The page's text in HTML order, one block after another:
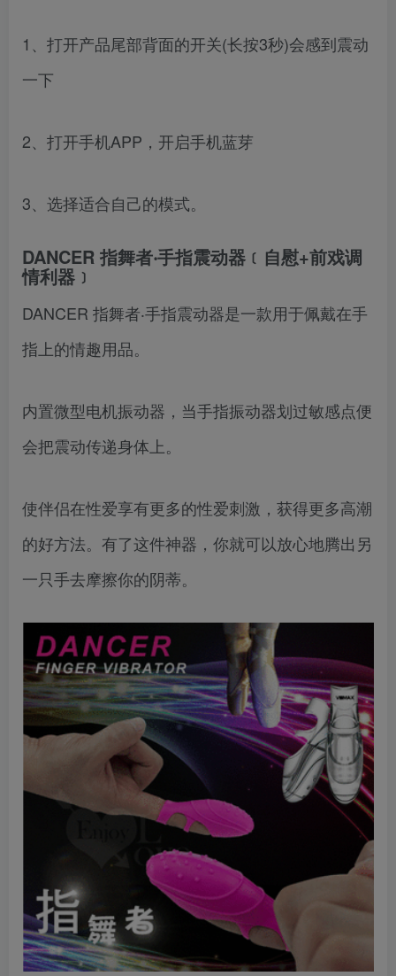
1、打开产品尾部背面的开关(长按3秒)会感到震动
一下
2、打开手机APP，开启手机蓝芽
3、选择适合自己的模式。
DANCER 指舞者‧手指震动器﹝自慰+前戏调
情利器﹞
DANCER 指舞者‧手指震动器是一款用于佩戴在手
指上的情趣用品。
内置微型电机振动器，当手指振动器划过敏感点便
会把震动传递身体上。
使伴侣在性爱享有更多的性爱刺激，获得更多高潮
的好方法。有了这件神器，你就可以放心地腾出另
一只手去摩擦你的阴蒂。